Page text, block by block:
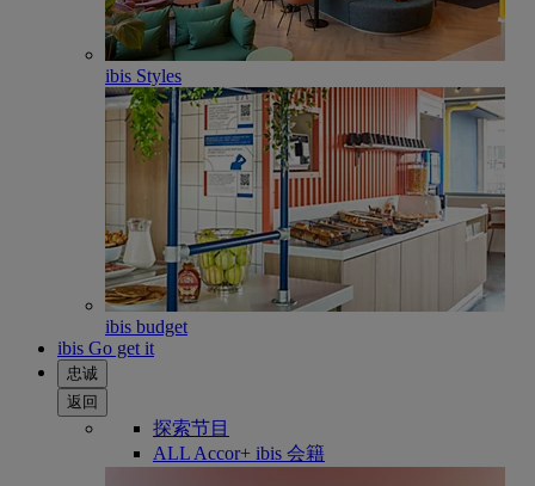
ibis Styles
ibis budget
ibis Go get it
忠诚
返回
探索节目
ALL Accor+ ibis 会籍